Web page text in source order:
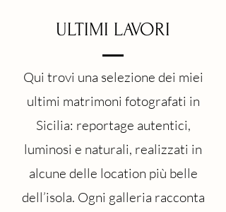
ULTIMI LAVORI
Qui trovi una selezione dei miei
ultimi matrimoni fotografati in
Sicilia: reportage autentici,
luminosi e naturali, realizzati in
alcune delle location più belle
dell’isola. Ogni galleria racconta